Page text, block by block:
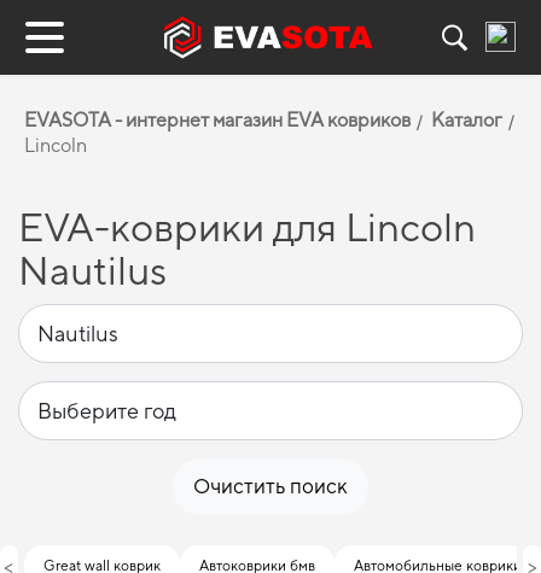
EVASOTA - интернет магазин EVA ковриков
Каталог
Lincoln
EVA-коврики для Lincoln
Nautilus
Очистить поиск
< Great wall коврик Автоковрики бмв Автомобильные коврики >